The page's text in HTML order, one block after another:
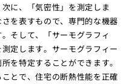
に、「気密性」を測定しま
を表すもので、専門的な機器
そして、「サーモグラフィ
定します。サーモグラフィー
を特定することができます。
とで、住宅の断熱性能を正確